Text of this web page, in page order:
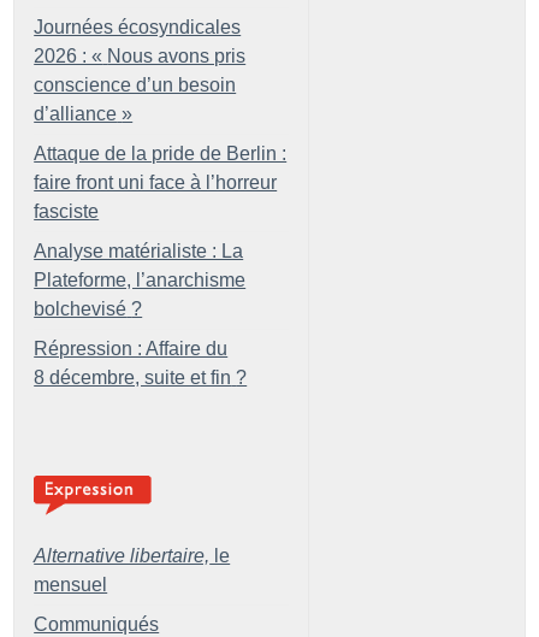
Journées écosyndicales
2026 : « Nous avons pris
conscience d’un besoin
d’alliance »
Attaque de la pride de Berlin :
faire front uni face à l’horreur
fasciste
Analyse matérialiste : La
Plateforme, l’anarchisme
bolchevisé ?
Répression : Affaire du
8 décembre, suite et fin ?
Alternative libertaire, le
mensuel
Communiqués